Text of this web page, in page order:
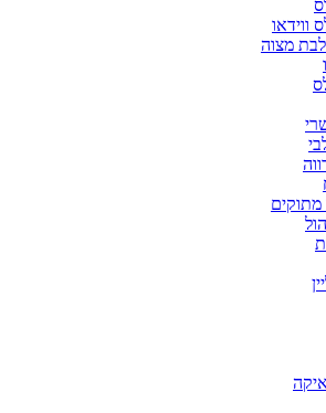
ווידאו
לבת מצוה
מתוקים